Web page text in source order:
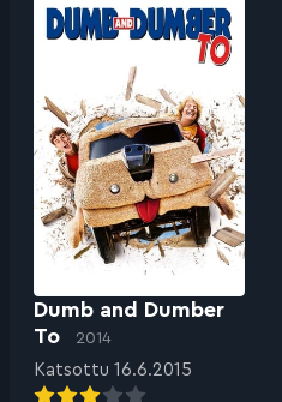
Dumb and Dumber
To
2014
Katsottu 16.6.2015